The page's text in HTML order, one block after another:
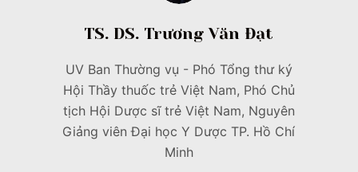
TS. DS. Trương Văn Đạt
UV Ban Thường vụ - Phó Tổng thư ký
Hội Thầy thuốc trẻ Việt Nam, Phó Chủ
tịch Hội Dược sĩ trẻ Việt Nam, Nguyên
Giảng viên Đại học Y Dược TP. Hồ Chí
Minh